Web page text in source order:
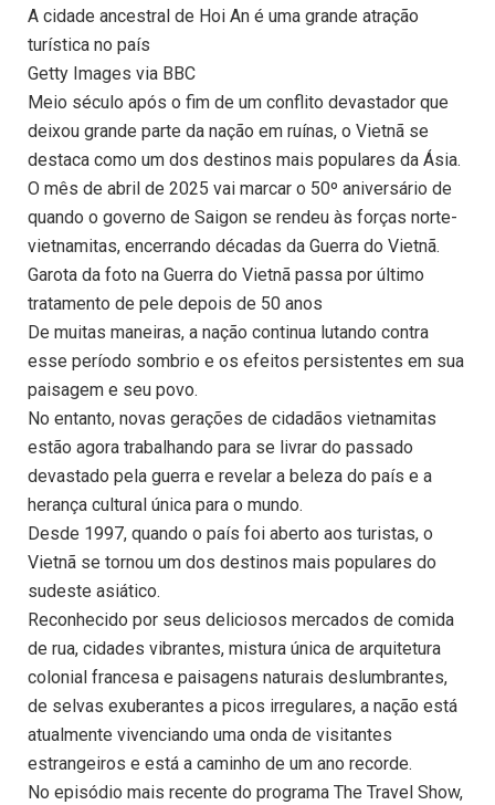
A cidade ancestral de Hoi An é uma grande atração
turística no país
Getty Images via BBC
Meio século após o fim de um conflito devastador que
deixou grande parte da nação em ruínas, o Vietnã se
destaca como um dos destinos mais populares da Ásia.
O mês de abril de 2025 vai marcar o 50º aniversário de
quando o governo de Saigon se rendeu às forças norte-
vietnamitas, encerrando décadas da Guerra do Vietnã.
Garota da foto na Guerra do Vietnã passa por último
tratamento de pele depois de 50 anos
De muitas maneiras, a nação continua lutando contra
esse período sombrio e os efeitos persistentes em sua
paisagem e seu povo.
No entanto, novas gerações de cidadãos vietnamitas
estão agora trabalhando para se livrar do passado
devastado pela guerra e revelar a beleza do país e a
herança cultural única para o mundo.
Desde 1997, quando o país foi aberto aos turistas, o
Vietnã se tornou um dos destinos mais populares do
sudeste asiático.
Reconhecido por seus deliciosos mercados de comida
de rua, cidades vibrantes, mistura única de arquitetura
colonial francesa e paisagens naturais deslumbrantes,
de selvas exuberantes a picos irregulares, a nação está
atualmente vivenciando uma onda de visitantes
estrangeiros e está a caminho de um ano recorde.
No episódio mais recente do programa The Travel Show,